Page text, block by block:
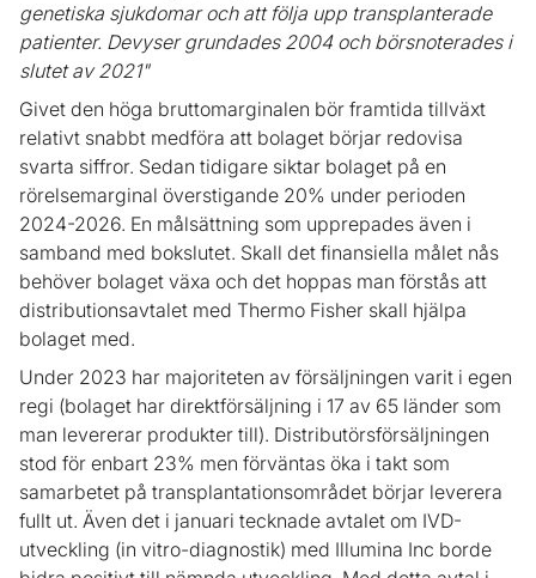
genetiska sjukdomar och att följa upp transplanterade
patienter. Devyser grundades 2004 och börsnoterades i
slutet av 2021"
Givet den höga bruttomarginalen bör framtida tillväxt
relativt snabbt medföra att bolaget börjar redovisa
svarta siffror. Sedan tidigare siktar bolaget på en
rörelsemarginal överstigande 20% under perioden
2024-2026. En målsättning som upprepades även i
samband med bokslutet. Skall det finansiella målet nås
behöver bolaget växa och det hoppas man förstås att
distributionsavtalet med Thermo Fisher skall hjälpa
bolaget med.
Under 2023 har majoriteten av försäljningen varit i egen
regi (bolaget har direktförsäljning i 17 av 65 länder som
man levererar produkter till). Distributörsförsäljningen
stod för enbart 23% men förväntas öka i takt som
samarbetet på transplantationsområdet börjar leverera
fullt ut. Även det i januari tecknade avtalet om IVD-
utveckling (in vitro-diagnostik) med Illumina Inc borde